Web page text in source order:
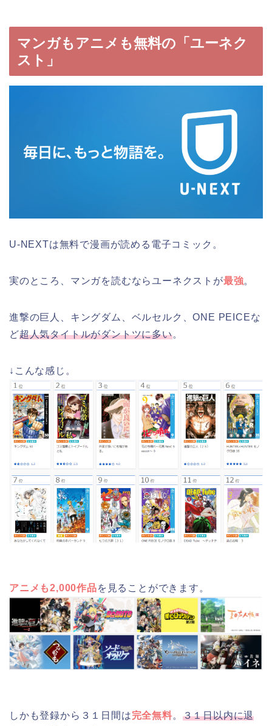
マンガもアニメも無料の「ユーネク
スト」
U-NEXTは無料で漫画が読める電子コミック。
実のところ、マンガを読むならユーネクストが最強。
進撃の巨人、キングダム、ベルセルク、ONE PEICEな
ど超人気タイトルがダントツに多い。
↓こんな感じ。
アニメも2,000作品を見ることができます。
しかも登録から３１日間は完全無料。 ３１日以内に退